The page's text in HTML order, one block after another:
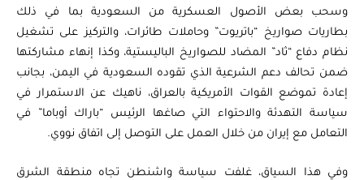
وسحب بعض الأصول العسكرية من السعودية بما في ذلك
بطاريات صواريخ “باتريوت” وحاملات طائرات، والتركيز على تشغيل
نظام دفاع “ثاد” المضاد للصواريخ الباليستية، وكذا إنهاء مشاركتها
ضمن تحالف دعم الشرعية الذي تقوده السعودية في اليمن، بجانب
إعادة تموضع القوات الأمريكية بالعراق، ناهيك عن الاستمرار في
سياسة التهدئة والاحتواء التي صاغها الرئيس “باراك أوباما” في
التعامل مع إيران من خلال العمل على التوصل إلى اتفاق نووي.
وفي هذا السياق، غلفت سياسة واشنطن تجاه منطقة الشرق